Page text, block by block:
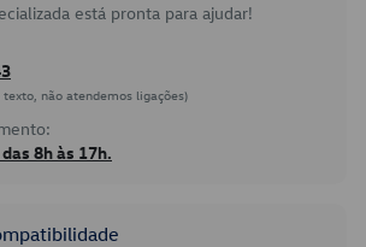
está pronta para ajudar!
não atendemos ligações)
8h às 17h.